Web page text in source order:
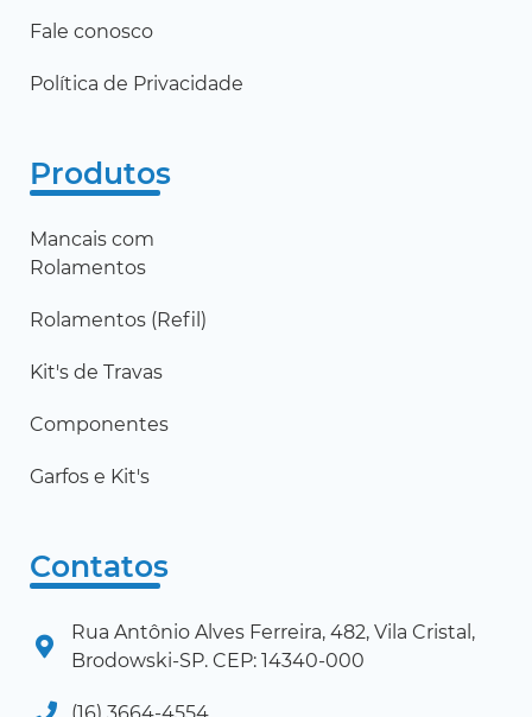
Fale conosco
Política de Privacidade
Produtos
Mancais com
Rolamentos
Rolamentos (Refil)
Kit's de Travas
Componentes
Garfos e Kit's
Contatos
Rua Antônio Alves Ferreira, 482, Vila Cristal,
Brodowski-SP. CEP: 14340-000